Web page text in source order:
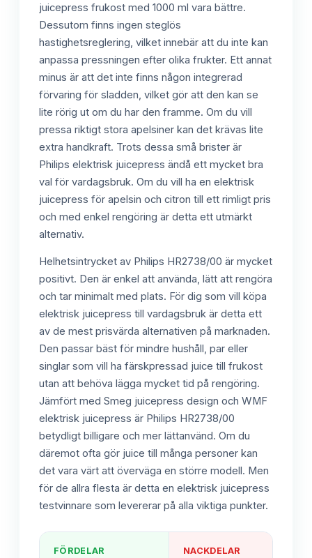
juicepress frukost med 1000 ml vara bättre.
Dessutom finns ingen steglös
hastighetsreglering, vilket innebär att du inte kan
anpassa pressningen efter olika frukter. Ett annat
minus är att det inte finns någon integrerad
förvaring för sladden, vilket gör att den kan se
lite rörig ut om du har den framme. Om du vill
pressa riktigt stora apelsiner kan det krävas lite
extra handkraft. Trots dessa små brister är
Philips elektrisk juicepress ändå ett mycket bra
val för vardagsbruk. Om du vill ha en elektrisk
juicepress för apelsin och citron till ett rimligt pris
och med enkel rengöring är detta ett utmärkt
alternativ.
Helhetsintrycket av Philips HR2738/00 är mycket
positivt. Den är enkel att använda, lätt att rengöra
och tar minimalt med plats. För dig som vill köpa
elektrisk juicepress till vardagsbruk är detta ett
av de mest prisvärda alternativen på marknaden.
Den passar bäst för mindre hushåll, par eller
singlar som vill ha färskpressad juice till frukost
utan att behöva lägga mycket tid på rengöring.
Jämfört med Smeg juicepress design och WMF
elektrisk juicepress är Philips HR2738/00
betydligt billigare och mer lättanvänd. Om du
däremot ofta gör juice till många personer kan
det vara värt att överväga en större modell. Men
för de allra flesta är detta en elektrisk juicepress
testvinnare som levererar på alla viktiga punkter.
FÖRDELAR NACKDELAR